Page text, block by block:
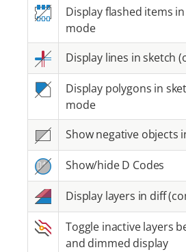
Display flashed items
mode
Display lines in sketch
Display polygons in
mode
Show negative objects
Show/hide D Codes
Display layers in diff
Toggle inactive layers
and dimmed display